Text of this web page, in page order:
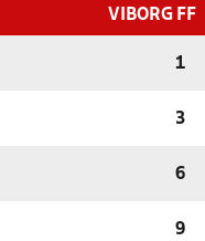
VIBORG FF
1
3
6
9